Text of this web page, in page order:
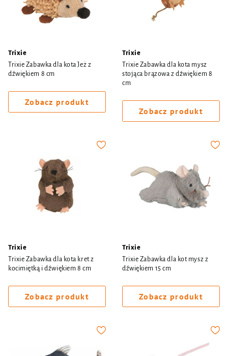
Trixie
Trixie Zabawka dla kota Jeż z
dźwiękiem 8 cm
Zobacz produkt
Trixie
Trixie Zabawka dla kota mysz
stojąca brązowa z dźwiękiem 8
cm
Zobacz produkt
Trixie
Trixie Zabawka dla kota kret z
kocimiętką i dźwiękiem 8 cm
Zobacz produkt
Trixie
Trixie Zabawka dla kot mysz z
dźwiękiem 15 cm
Zobacz produkt